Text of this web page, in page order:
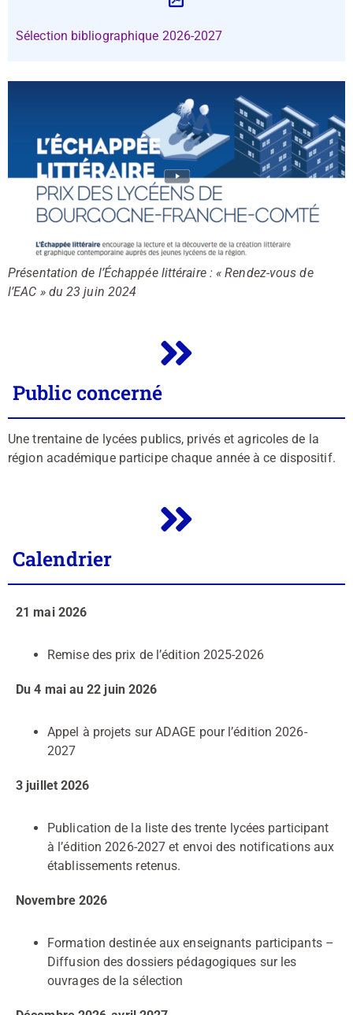
Sélection bibliographique 2026-2027
Présentation de l’Échappée littéraire : « Rendez-vous de
l’EAC » du 23 juin 2024
Public concerné
Une trentaine de lycées publics, privés et agricoles de la
région académique participe chaque année à ce dispositif.
Calendrier
21 mai 2026
Remise des prix de l’édition 2025-2026
Du 4 mai au 22 juin 2026
Appel à projets sur ADAGE pour l’édition 2026-
2027
3 juillet 2026
Publication de la liste des trente lycées participant
à l’édition 2026-2027 et envoi des notifications aux
établissements retenus.
Novembre 2026
Formation destinée aux enseignants participants –
Diffusion des dossiers pédagogiques sur les
ouvrages de la sélection